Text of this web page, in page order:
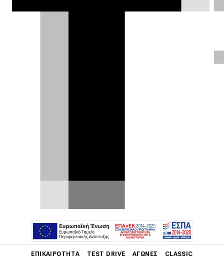
ΕΠΙΚΑΙΡΌΤΗΤΑ TEST DRIVE ΑΓΏΝΕΣ CLASSIC
Μάλιστα, το νέο αυτοκίνητο έρχεται να
δώσει απάντηση για την ονοματολογία
που υιοθέτησε η BMW για την